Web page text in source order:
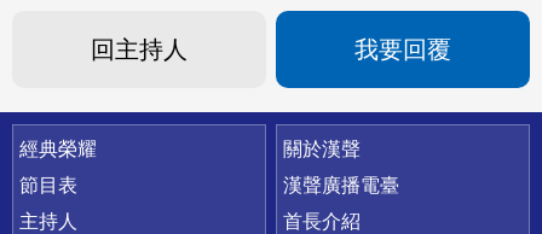
回主持人 我要回覆
快速連結
經典榮耀
節目表
主持人
關於漢聲
漢聲廣播電臺
首長介紹